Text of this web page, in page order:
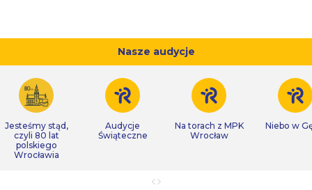
Nasze audycje
Jesteśmy stąd,
czyli 80 lat
polskiego
Wrocławia
Audycje
Świąteczne
Na torach z MPK
Wrocław
Niebo w